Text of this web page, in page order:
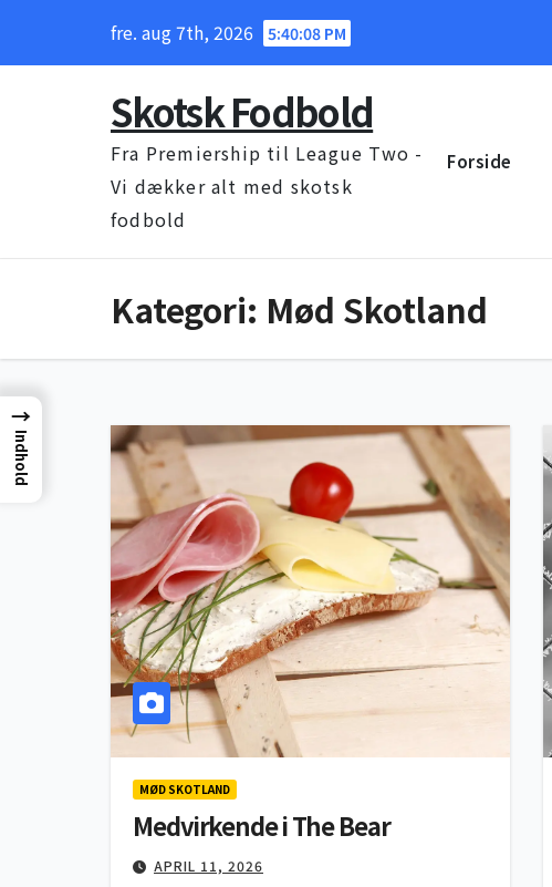
fre. aug 7th, 2026 5:40:09 PM
Skotsk Fodbold
Fra Premiership til League Two -
Vi dækker alt med skotsk
fodbold
Forside
Kategori: Mød Skotland
MØD SKOTLAND
Medvirkende i The Bear
APRIL 11, 2026
→
Indhold